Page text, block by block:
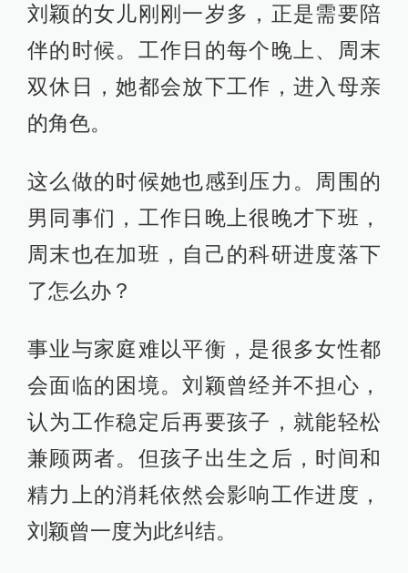
刘颖的女儿刚刚一岁多，正是需要陪
伴的时候。工作日的每个晚上、周末
双休日，她都会放下工作，进入母亲
的角色。
这么做的时候她也感到压力。周围的
男同事们，工作日晚上很晚才下班，
周末也在加班，自己的科研进度落下
了怎么办？
事业与家庭难以平衡，是很多女性都
会面临的困境。刘颖曾经并不担心，
认为工作稳定后再要孩子，就能轻松
兼顾两者。但孩子出生之后，时间和
精力上的消耗依然会影响工作进度，
刘颖曾一度为此纠结。